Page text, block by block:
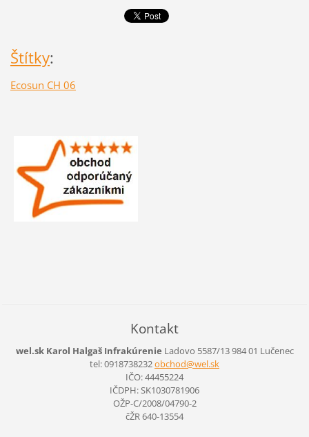
Štítky:
Ecosun CH 06
Kontakt
wel.sk Karol Halgaš Infrakúrenie Ladovo 5587/13984 01 Lučenec
tel: 0918738232obchod@wel.sk
IČO: 44455224
IČDPH: SK1030781906
OŽP-C/2008/04790-2
čŽR 640-13554